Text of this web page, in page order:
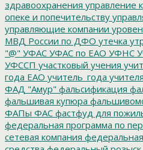
здравоохранения управление
опеке и попечительству
управляющие компании
МВД России по ДФО утечка
"@" УФАС УФАС по ЕАО УФНС
УФССП участковый учения
года ЕАО учитель_года учителя
ФАД "Амур" фальсификация
фальшивая купюра
ФАПы ФАС фастфуд для
федеральная программа по
сетевая компания